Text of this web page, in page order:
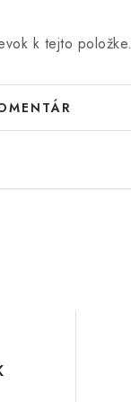
k tejto položke.